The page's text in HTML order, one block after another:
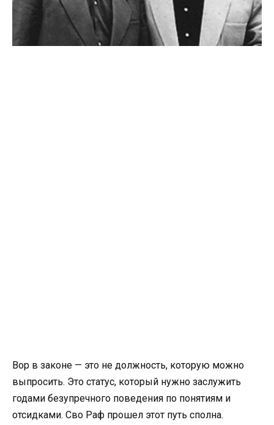
Вор в законе — это не должность, которую можно
выпросить. Это статус, который нужно заслужить
годами безупречного поведения по понятиям и
отсидками. Сво Раф прошел этот путь сполна.